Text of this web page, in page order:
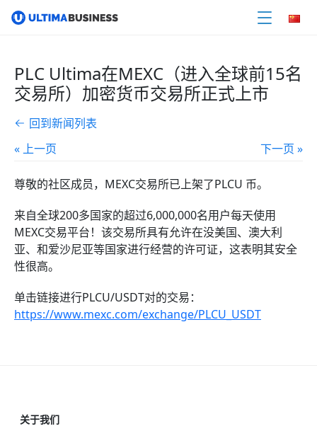
PLC Ultima在MEXC（进入全球前15名
交易所）加密货币交易所正式上市
回到新闻列表
« 上一页
下一页 »
尊敬的社区成员，MEXC交易所已上架了PLCU 币。
来自全球200多国家的超过6,000,000名用户每天使用
MEXC交易平台！该交易所具有允许在没美国、澳大利
亚、和爱沙尼亚等国家进行经营的许可证，这表明其安全
性很高。
单击链接进行PLCU/USDT对的交易：
https://www.mexc.com/exchange/PLCU_USDT
关于我们